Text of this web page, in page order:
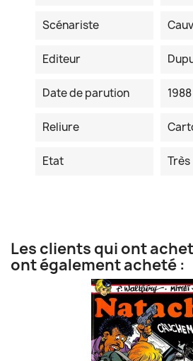
Scénariste
Editeur
Date de parution 1988
Reliure
Etat
Les clients qui ont
ont également acheté :